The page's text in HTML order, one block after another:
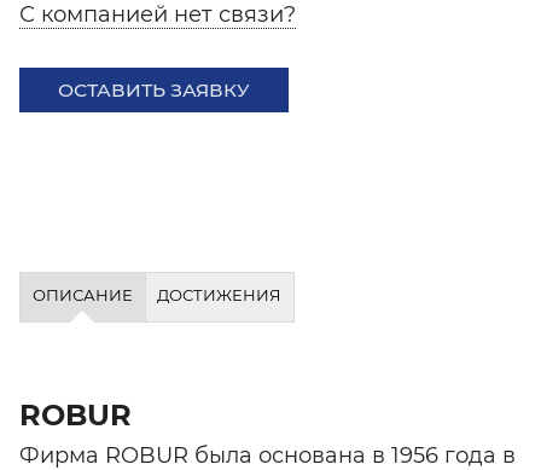
С компанией нет связи?
ОСТАВИТЬ ЗАЯВКУ
ОПИСАНИЕ ДОСТИЖЕНИЯ
ROBUR
Фирма ROBUR была основана в 1956 года в